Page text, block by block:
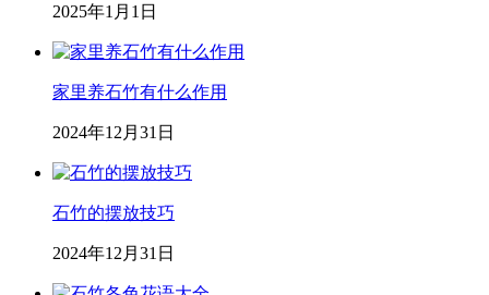
2025年1月1日
家里养石竹有什么作用
2024年12月31日
石竹的摆放技巧
2024年12月31日